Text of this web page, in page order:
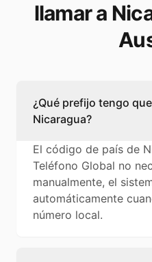
llamar a
¿Qué prefijo tengo
Nicaragua?
El código de país de
Teléfono Global no
manualmente, el
automáticamente
número local.